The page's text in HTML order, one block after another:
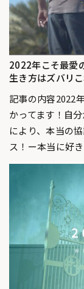
2022年こそ最愛
生き方はズバリこ
記事の内容2022
かってます！自
により、本当の
ス！ー本当に好